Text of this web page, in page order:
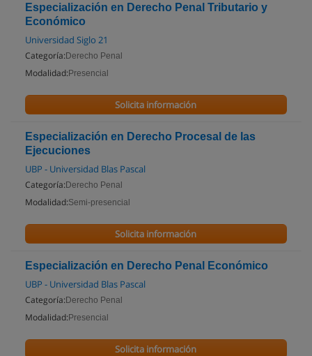
Especialización en Derecho Penal Tributario y
Económico
Universidad Siglo 21
Categoría: Derecho Penal
Modalidad: Presencial
Solicita información
Especialización en Derecho Procesal de las
Ejecuciones
UBP - Universidad Blas Pascal
Categoría: Derecho Penal
Modalidad:Semi-presencial
Solicita información
Especialización en Derecho Penal Económico
UBP - Universidad Blas Pascal
Categoría: Derecho Penal
Modalidad: Presencial
Solicita información